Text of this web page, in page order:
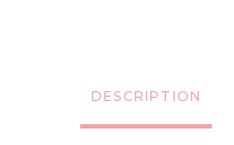
DESCRIPTION